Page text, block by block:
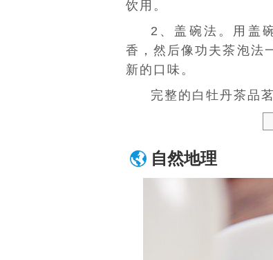
饮用。
2、盖碗法。用盖
香，然后像功夫茶泡法
新的口味。
完整的白牡丹茶品
自然地理